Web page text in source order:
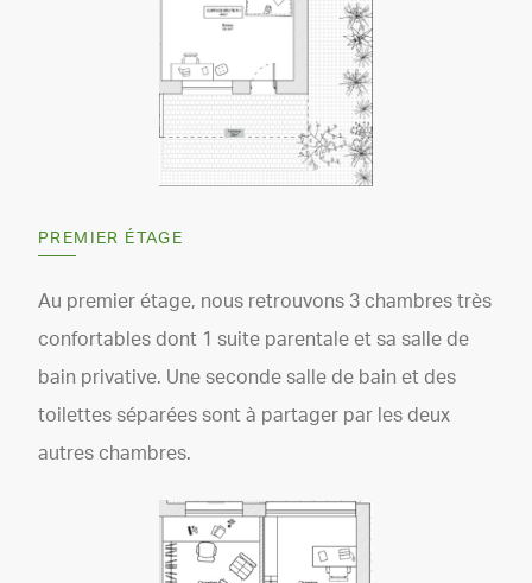
PREMIER ÉTAGE
Au premier étage, nous retrouvons 3 chambres très
confortables dont 1 suite parentale et sa salle de
bain privative. Une seconde salle de bain et des
toilettes séparées sont à partager par les deux
autres chambres.